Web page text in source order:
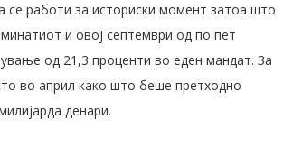
се работи за историски момент затоа што
и овој септември од по пет
од 21,3 проценти во еден мандат. За
во април како што беше претходно
денари.